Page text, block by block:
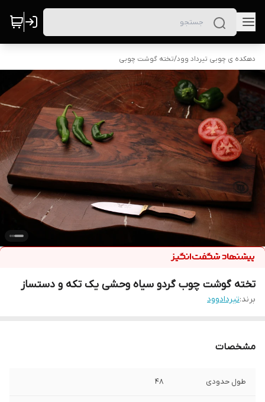
دهکده ی چوبی تیرداد وود/تخته گوشت چوبی
تخته گوشت چوب گردو سیاه وحشی یک تکه و دستساز
برند:تیردادوود
مشخصات
طول حدودی 48